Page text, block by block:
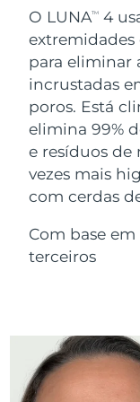
O LUNATM 4
extremidades
para eliminar
incrustadas
poros. Está
elimina 99%
e resíduos de
vezes mais
com cerdas
Com base
terceiros
For
18%
Cosméticos
Comprar todos
FOREO APP
Israel
Itália
Japão
Jersey
Kuwait
Líbano
Lituânia